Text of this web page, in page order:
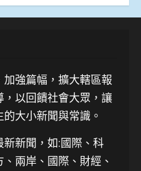
強篇幅，擴大轄區報
，以回饋社會大眾，讓
大小新聞與常識。
新新聞 ，如:國際、科
兩岸、國際、財經、